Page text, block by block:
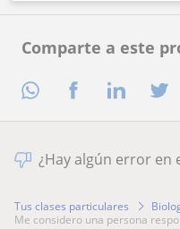
Comparte a este
¿Hay algún error en
Tus clases particulares
me considero una persona